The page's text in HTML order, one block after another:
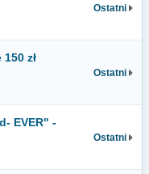
Ostatni
zł
Ostatni
EVER" -
Ostatni